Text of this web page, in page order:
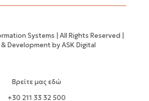
Systems | All Rights Reserved |
& Development byASK Digital
Βρείτε μας εδώ
+30 211 33 32 500